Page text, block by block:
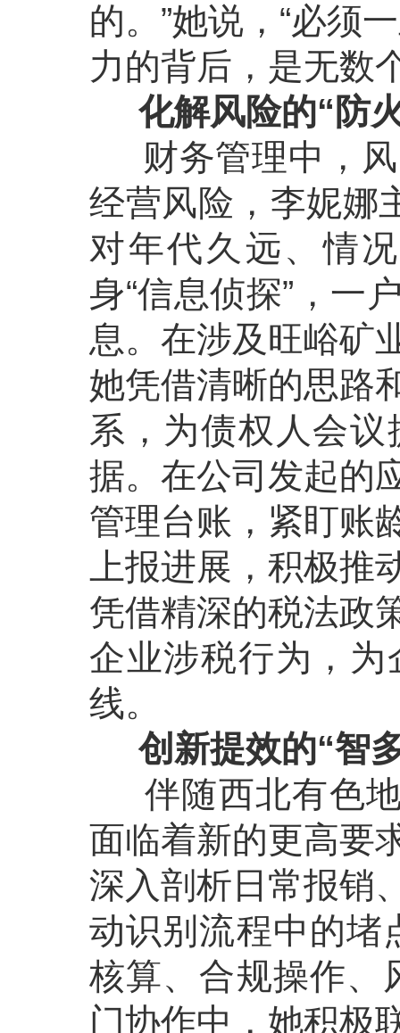
的。”她说，“必须
力的背后，是无数
化解风险的“防
财务管理中，风
经营风险，李妮娜
对年代久远、情
身“信息侦探”，一
息。在涉及旺峪矿
她凭借清晰的思路
系，为债权人会
据。在公司发起的
管理台账，紧盯账
上报进展，积极
凭借精深的税法政
企业涉税行为，
线。
创新提效的“智
伴随西北有色地
面临着新的更高要
深入剖析日常报销
动识别流程中的堵
核算、合规操作、
门协作中，她积极